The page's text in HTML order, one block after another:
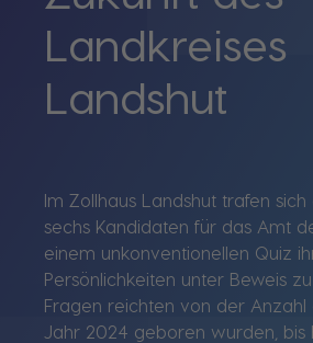
Landkreises
Landshut
Im Zollhaus Landshut trafen
sechs Kandidaten für das Amt
einem unkonventionellen Quiz
Persönlichkeiten unter Beweis
Fragen reichten von der Anzahl
Jahr 2024 geboren wurden, bis